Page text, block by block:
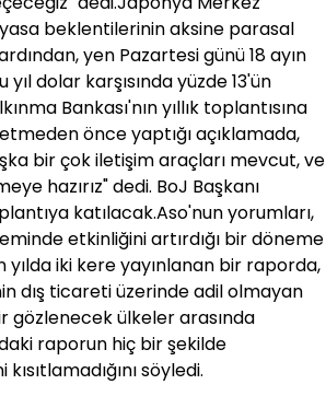
beklentilerinin aksine parasal
yen Pazartesi günü 18 ayın
dolar karşısında yüzde 13'ün
Bankası'nın yıllık toplantısına
önce yaptığı açıklamada,
bir çok iletişim araçları mevcut, ve
hazırız" dedi. BoJ Başkanı
katılacak.Aso'nun yorumları,
etkinliğini artırdığı bir döneme
yılda iki kere yayınlanan bir raporda,
dış ticareti üzerinde adil olmayan
gözlenecek ülkeler arasında
raporun hiç bir şekilde
söyledi.